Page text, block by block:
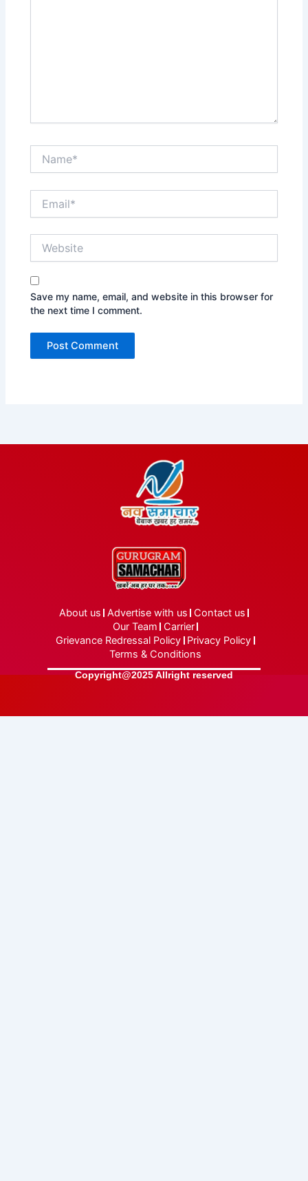
Save my name, email, and website in this browser for
the next time I comment.
About us Advertise with us Contact us
Our Team Carrier
Grievance Redressal Policy Privacy Policy
Terms & Conditions
Copyright@2025 Allright reserved